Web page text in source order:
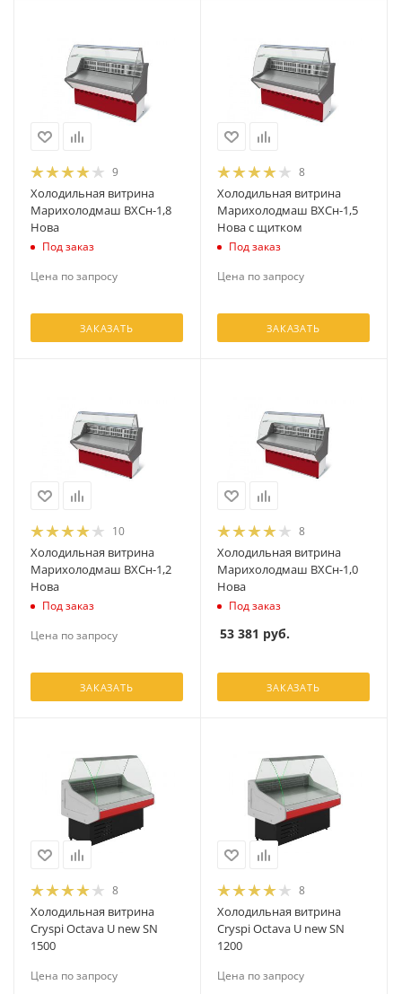
9
Холодильная витрина
Марихолодмаш ВХСн-1,8
Нова
Под заказ
Цена по запросу
ЗАКАЗАТЬ
8
Холодильная витрина
Марихолодмаш ВХСн-1,5
Нова с щитком
Под заказ
Цена по запросу
ЗАКАЗАТЬ
10
Холодильная витрина
Марихолодмаш ВХСн-1,2
Нова
Под заказ
Цена по запросу
ЗАКАЗАТЬ
8
Холодильная витрина
Марихолодмаш ВХСн-1,0
Нова
Под заказ
53 381 руб.
ЗАКАЗАТЬ
8
Холодильная витрина
Cryspi Octava U new SN
1500
Цена по запросу
8
Холодильная витрина
Cryspi Octava U new SN
1200
Цена по запросу